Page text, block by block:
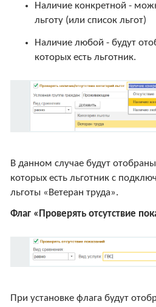
Наличие конкретной -
льготу (или список льгот)
Наличие любой - будут
которых есть льготник.
В данном случае будут
которых есть льготник с
льготы «Ветеран труда».
Флаг «Проверять отсутствие
При установке флага будут